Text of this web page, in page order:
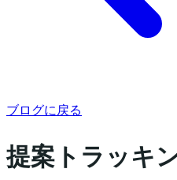
ブログに戻る
提案トラッキ